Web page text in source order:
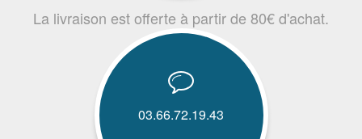
La livraison est offerte à partir de 80€ d'achat.
03.66.72.19.43